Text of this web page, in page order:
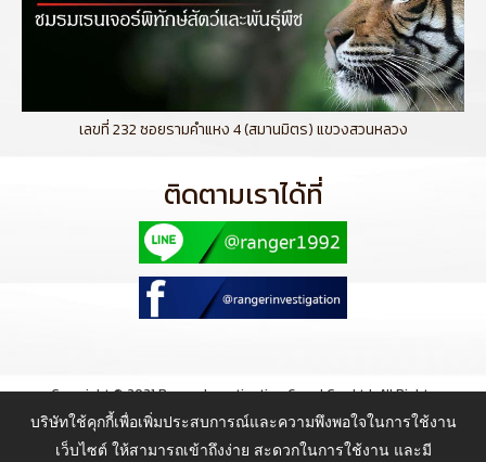
บริษัทใช้คุกกี้เพื่อเพิ่มประสบการณ์และความพึงพอใจในการใช้งาน
เว็บไซต์ ให้สามารถเข้าถึงง่าย สะดวกในการใช้งาน และมี
เลขที่ 232 ซอยรามคำแหง 4 (สมานมิตร) แขวงสวนหลวง
ติดตามเราได้ที่
Copyright © 2021 Ranger Investigation Guard Co., Ltd. All Rights
Reserved.